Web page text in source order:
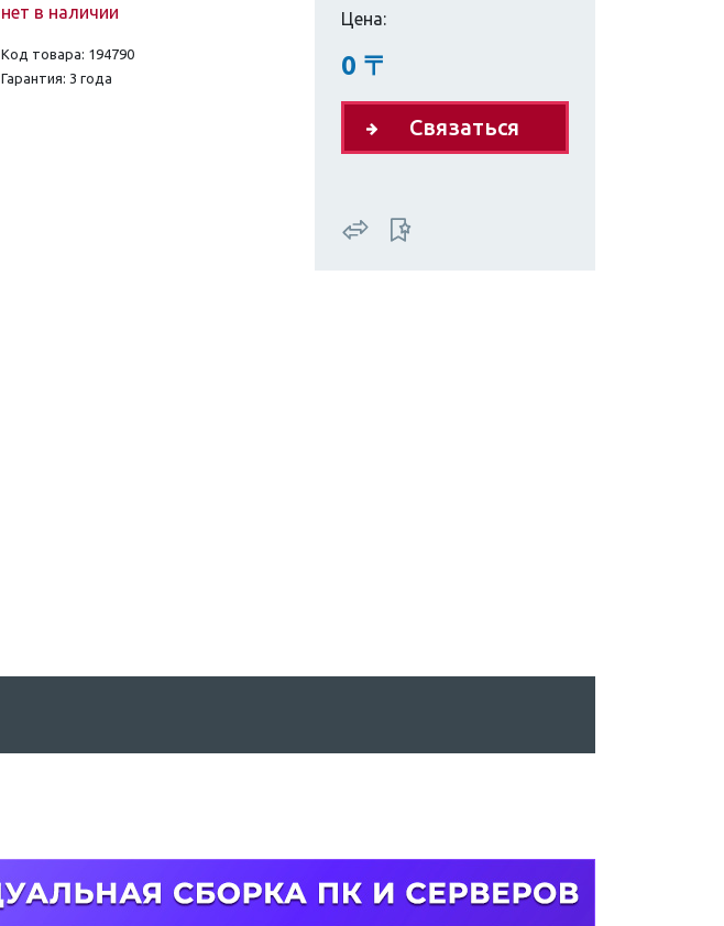
нет в наличии
Код товара: 194790
Гарантия: 3 года
Цена:
0 〒
Связаться